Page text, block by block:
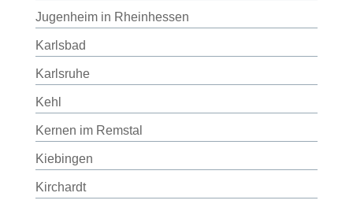
Jugenheim in Rheinhessen
Karlsbad
Karlsruhe
Kehl
Kernen im Remstal
Kiebingen
Kirchardt